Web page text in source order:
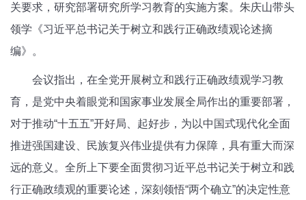
关要求，研究部署研究所学习教育的实施方案。朱庆山带头
领学《习近平总书记关于树立和践行正确政绩观论述摘
编》。
会议指出，在全党开展树立和践行正确政绩观学习教
育，是党中央着眼党和国家事业发展全局作出的重要部署，
对于推动“十五五”开好局、起好步，为以中国式现代化全面
推进强国建设、民族复兴伟业提供有力保障，具有重大而深
远的意义。全所上下要全面贯彻习近平总书记关于树立和践
行正确政绩观的重要论述，深刻领悟“两个确立”的决定性意